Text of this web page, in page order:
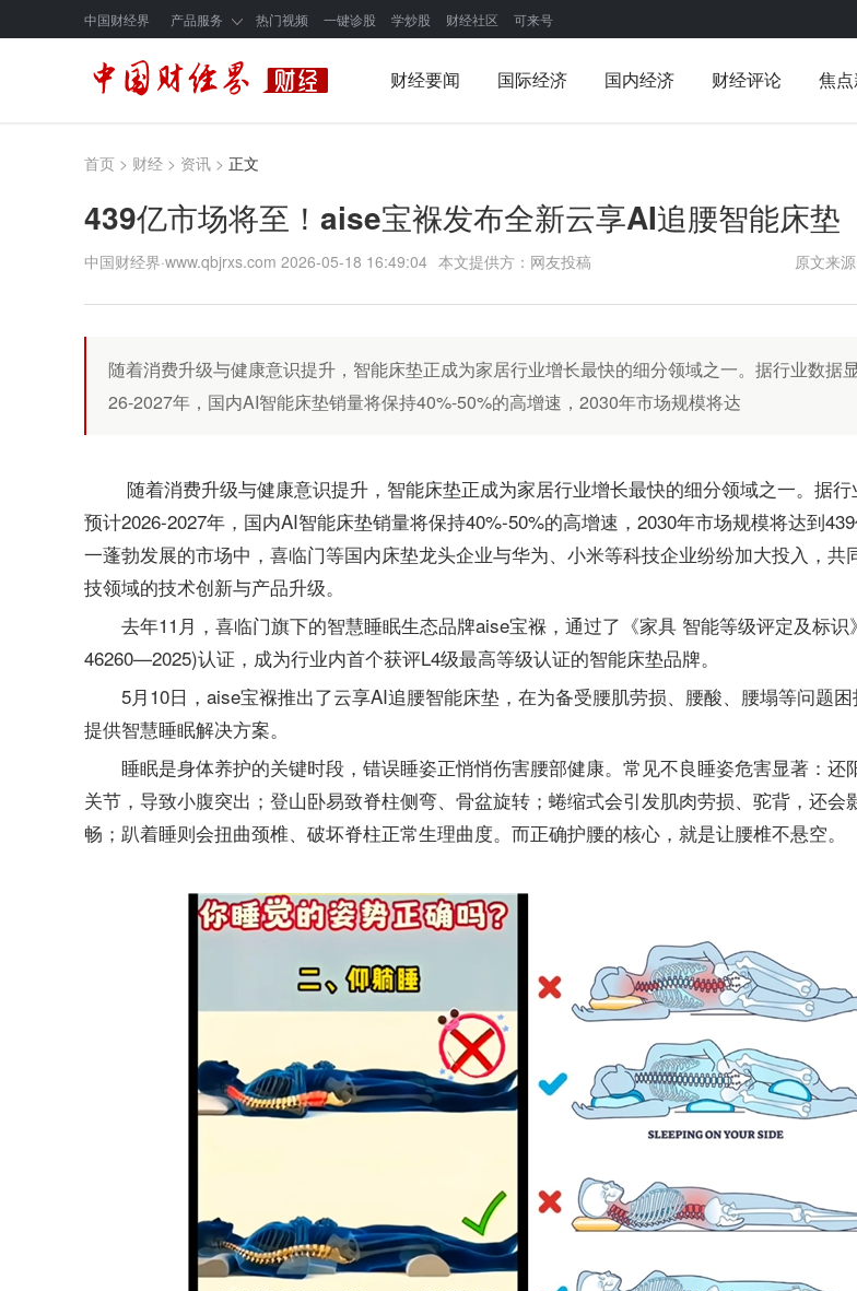
中国财经界 产品服务 热门视频 一键诊股 学炒股 财经社区 可来号
财经要闻 国际经济 国内经济 财经评论 焦
首页 > 财经 > 资讯 > 正文
439亿市场将至！aise宝褓发布全新云享AI追腰智能床垫
中国财经界·www.qbjrxs.com 2026-05-18 16:49:04 本文提供方：网友投稿 原文来源
随着消费升级与健康意识提升，智能床垫正成为家居行业增长最快的细分领域之一。据行业数据
26-2027年，国内AI智能床垫销量将保持40%-50%的高增速，2030年市场规模将达
随着消费升级与健康意识提升，智能床垫正成为家居行业增长最快的细分领域之一。据行
预计2026-2027年，国内AI智能床垫销量将保持40%-50%的高增速，2030年市场规模将达到
一蓬勃发展的市场中，喜临门等国内床垫龙头企业与华为、小米等科技企业纷纷加大投入，共
技领域的技术创新与产品升级。
去年11月，喜临门旗下的智慧睡眠生态品牌aise宝褓，通过了《家具 智能等级评定及标识
46260—2025)认证，成为行业内首个获评L4级最高等级认证的智能床垫品牌。
5月10日，aise宝褓推出了云享AI追腰智能床垫，在为备受腰肌劳损、腰酸、腰塌等问题
提供智慧睡眠解决方案。
睡眠是身体养护的关键时段，错误睡姿正悄悄伤害腰部健康。常见不良睡姿危害显著：还
关节，导致小腹突出；登山卧易致脊柱侧弯、骨盆旋转；蜷缩式会引发肌肉劳损、驼背，还会
畅；趴着睡则会扭曲颈椎、破坏脊柱正常生理曲度。而正确护腰的核心，就是让腰椎不悬空。